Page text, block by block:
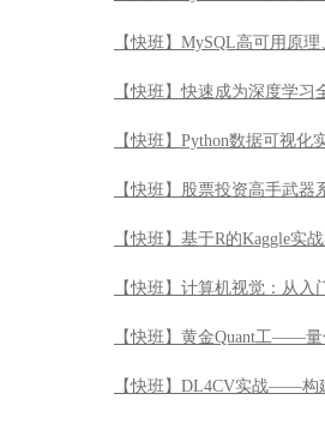
【快班】计算机视觉：从入
【快班】黄金Quant工——量
【快班】DL4CV实战——构
【快班】Web全栈开发理论
【快班】Oracle DB
【快班】精准安防场景理解
【快班】【免费公开课】
【快班】计算机视觉算法详